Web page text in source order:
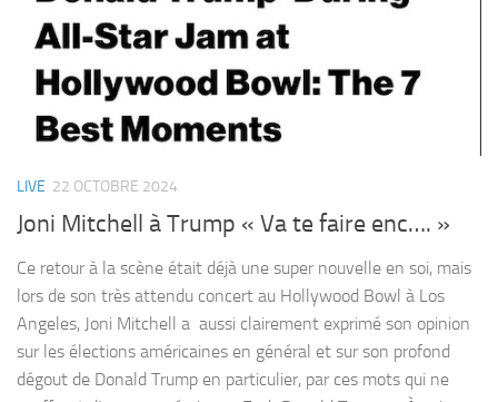
LIVE 22 OCTOBRE 2024
Joni Mitchell à Trump « Va te faire enc…. »
Ce retour à la scène était déjà une super nouvelle en soi, mais
lors de son très attendu concert au Hollywood Bowl à Los
Angeles, Joni Mitchell a aussi clairement exprimé son opinion
sur les élections américaines en général et sur son profond
dégout de Donald Trump en particulier, par ces mots qui ne